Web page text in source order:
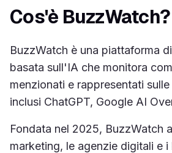
Cos'è BuzzWatch?
BuzzWatch è una piattaforma
basata sull'IA che monitora
menzionati e rappresentati
inclusi ChatGPT, Google AI
Fondata nel 2025, BuzzWatch
marketing, le agenzie digitali e